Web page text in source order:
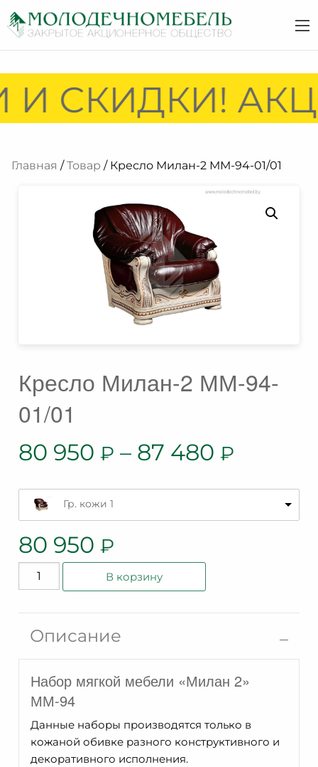
СКИДКИ!
Главная /Товар / Кресло Милан-2 ММ-94-01/01
Кресло Милан-2 ММ-94-
01/01
80 950 ₽ – 87 480 ₽
Гр. кожи 1
80 950 ₽
Количество
товара
ММ-94-
01/01
В корзину
Описание
Набор мягкой мебели «Милан 2»
ММ-94
Данные наборы производятся только в
кожаной обивке разного конструктивного и
декоративного исполнения.